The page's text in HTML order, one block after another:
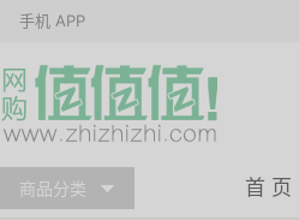
手机 APP
商品分类 首 页